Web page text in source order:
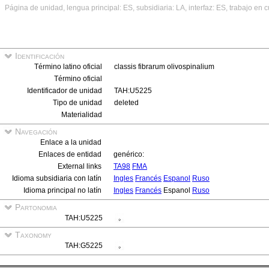
Página de unidad, lengua principal: ES, subsidiaria: LA, interfaz: ES, trabajo en
Identificación
Término latino oficial
classis fibrarum olivospinalium
Término oficial
Identificador de unidad
TAH:U5225
Tipo de unidad
deleted
Materialidad
Navegación
Enlace a la unidad
Enlaces de entidad
genérico:
External links
TA98 FMA
Idioma subsidiaria con latín
Ingles Francés Espanol Ruso
Idioma principal no latín
Ingles Francés Espanol Ruso
Partonomia
TAH:U5225
Taxonomy
TAH:G5225